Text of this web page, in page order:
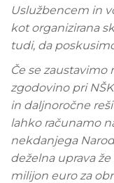
Uslužbencem in
kot organizirana
tudi, da
Če se zaustavimo
zgodovino pri
in daljnoročne
lahko računamo
nekdanjega
deželna uprava
milijon euro za